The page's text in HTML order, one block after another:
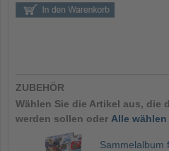
ZUBEHÖR
Wählen Sie die Artikel aus, die
werden sollen oder Alle wählen
Sammelalbum